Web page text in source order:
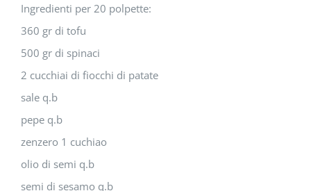
Ingredienti per 20 polpette:
360 gr di tofu
500 gr di spinaci
2 cucchiai di fiocchi di patate
sale q.b
pepe q.b
zenzero 1 cuchiao
olio di semi q.b
semi di sesamo q.b